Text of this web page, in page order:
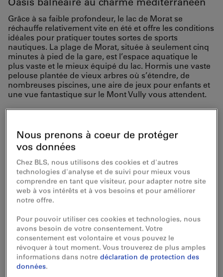
Grâce à sa faible profondeur, le lac de Morat se
réchauffe relativement vite en été et offre les conditions
idéales pour pratiquer toutes sortes de sports
nautiques. La plage de Morat, située à seulement cinq
minutes à pied de la gare, est l’espace aquatique le
plus vaste et le mieux équipé du lac. Hormis une vaste
pelouse plantée de vieux arbres où s’étendre, de
nombreuses piscines, une aire de jeux pour enfants et
une vue fantastique sur le Mont Vully vous attendent.
Offre Infrastructure et restauration
Heures d'ouverture Aujourd’hui (Vendredi) ouvert
Prix
Nous prenons à coeur de protéger
vos données
Chez BLS, nous utilisons des cookies et d'autres
technologies d'analyse et de suivi pour mieux vous
comprendre en tant que visiteur, pour adapter notre site
web à vos intérêts et à vos besoins et pour améliorer
notre offre.
Pour pouvoir utiliser ces cookies et technologies, nous
avons besoin de votre consentement. Votre
consentement est volontaire et vous pouvez le
révoquer à tout moment. Vous trouverez de plus amples
informations dans notredéclaration de protection des
données.